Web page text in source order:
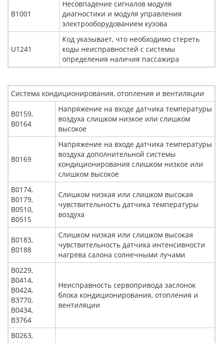
В1001
Несовпадение сигналов модуля
диагностики и модуля управления
электрооборудованием кузова
U1241
Код указывает, что необходимо стереть
коды неисправностей с системы
определения наличия пассажира
Система кондиционирования, отопления и вентиляции
В0159,
В0164
Напряжение на входе датчика температуры
воздуха слишком низкое или слишком
высокое
В0169
Напряжение на входе датчика температуры
воздуха дополнительной системы
кондиционирования слишком низкое или
слишком высокое
В0174,
В0179,
В0510,
В0515
Слишком низкая или слишком высокая
чувствительность датчика температуры
воздуха
В0183,
В0188
Слишком низкая или слишком высокая
чувствительность датчика интенсивности
нагрева салона солнечными лучами
В0229,
В0414,
В0424,
В3770,
В0434,
В3764
Неисправность сервопривода заслонок
блока кондиционирования, отопления и
вентиляции
В0263,